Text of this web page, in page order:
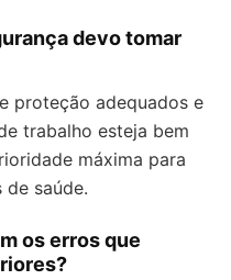
devo tomar
proteção adequados e
trabalho esteja bem
máxima para
saúde.
os erros que